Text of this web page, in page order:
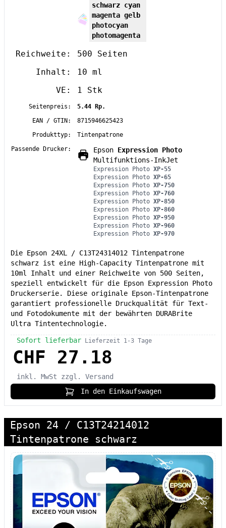
schwarz cyan
magenta gelb
photocyan
photomagenta
Reichweite:
500 Seiten
Inhalt:
10 ml
VE:
1 Stk
Seitenpreis:
5.44 Rp.
EAN / GTIN:
8715946625423
Produkttyp:
Tintenpatrone
Passende Drucker:
Epson Expression Photo
Multifunktions-InkJet
Expression Photo XP-55
Expression Photo XP-65
Expression Photo XP-750
Expression Photo XP-760
Expression Photo XP-850
Expression Photo XP-860
Expression Photo XP-950
Expression Photo XP-960
Expression Photo XP-970
Die Epson 24XL / C13T24314012 Tintenpatrone
schwarz ist eine High-Capacity Tintenpatrone mit
10ml Inhalt und einer Reichweite von 500 Seiten,
speziell entwickelt für die Epson Expression Photo
Druckerserie. Diese originale Epson-Tintenpatrone
garantiert professionelle Druckqualität für Text-
und Fotodokumente mit der bewährten DURABrite
Ultra Tintentechnologie.
Sofort lieferbar Lieferzeit 1-3 Tage
CHF 27.18
inkl. MwSt
zzgl. Versand
In den Einkaufswagen
Epson 24 / C13T24214012
Tintenpatrone schwarz